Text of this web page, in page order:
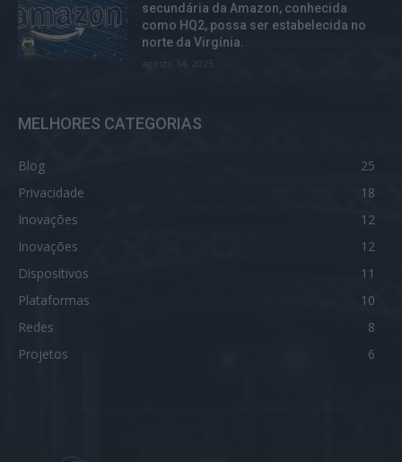
secundária da Amazon, conhecida
como HQ2, possa ser estabelecida no
norte da Virgínia.
agosto 14, 2025
MELHORES CATEGORIAS
Blog
25
Privacidade
18
Inovações
12
Inovações
12
Dispositivos
11
Plataformas
10
Redes
8
Projetos
6